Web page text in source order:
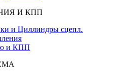
И КПП
и Циллиндры сцепл.
и КПП